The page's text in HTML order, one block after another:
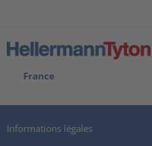
France
Informations légales